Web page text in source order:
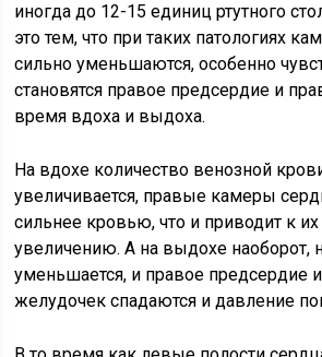
иногда до 12-15 единиц ртутного
это тем, что при таких патологиях
сильно уменьшаются, особенно
становятся правое предсердие и
время вдоха и выдоха.
На вдохе количество венозной
увеличивается, правые камеры
сильнее кровью, что и приводит к
увеличению. А на выдохе наоборот,
уменьшается, и правое предсердие
желудочек спадаются и давление